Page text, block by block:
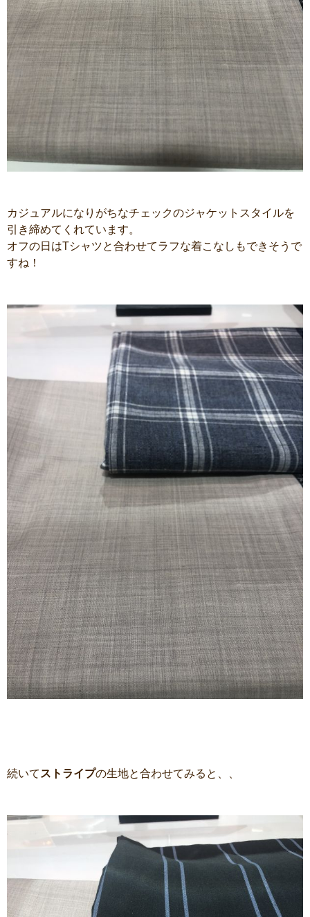
カジュアルになりがちなチェックのジャケットスタイルを
引き締めてくれています。
オフの日はTシャツと合わせてラフな着こなしもできそうで
すね！
続いて ストライプの生地と合わせてみると、、